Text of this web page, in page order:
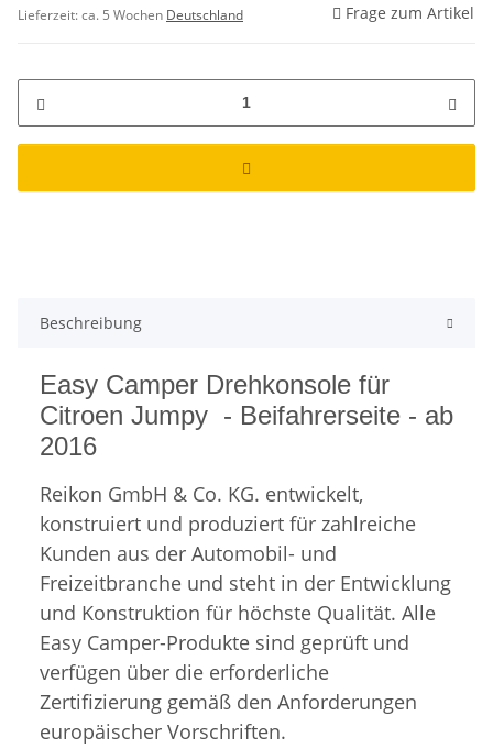
Lieferzeit:ca. 5 Wochen Deutschland Frage zum Artikel
Beschreibung
Easy Camper Drehkonsole für
Citroen Jumpy - Beifahrerseite - ab
2016
Reikon GmbH & Co. KG. entwickelt,
konstruiert und produziert für zahlreiche
Kunden aus der Automobil- und
Freizeitbranche und steht in der Entwicklung
und Konstruktion für höchste Qualität. Alle
Easy Camper-Produkte sind geprüft und
verfügen über die erforderliche
Zertifizierung gemäß den Anforderungen
europäischer Vorschriften.